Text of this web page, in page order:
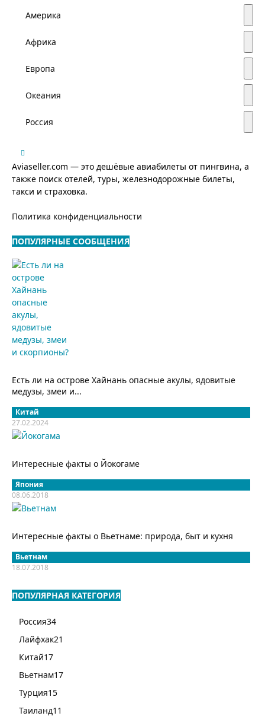
Америка
Африка
Европа
Океания
Россия
Aviaseller.com — это дешёвые авиабилеты от пингвина, а
также поиск отелей, туры, железнодорожные билеты,
такси и страховка.
Политика конфиденциальности
ПОПУЛЯРНЫЕ СООБЩЕНИЯ
Есть ли на острове Хайнань опасные акулы, ядовитые
медузы, змеи и...
Китай
27.02.2024
Интересные факты о Йокогаме
Япония
08.06.2018
Интересные факты о Вьетнаме: природа, быт и кухня
Вьетнам
18.07.2018
ПОПУЛЯРНАЯ КАТЕГОРИЯ
Россия34
Лайфхак21
Китай17
Вьетнам17
Турция15
Таиланд11